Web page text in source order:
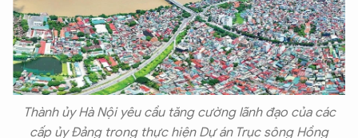
Thành ủy Hà Nội yêu cầu tăng cường lãnh đạo của các
cấp ủy Đảng trong thực hiện Dự án Trục sông Hồng